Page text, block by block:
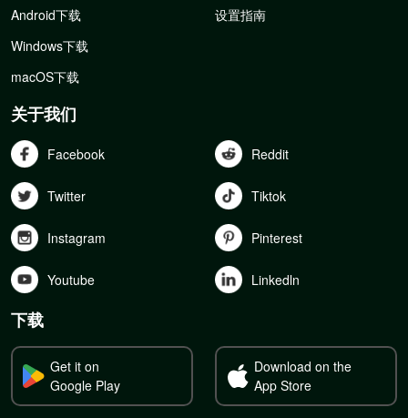
Android下载
Windows下载
macOS下载
设置指南
关于我们
Facebook Reddit
Twitter Tiktok
Instagram Pinterest
Youtube Linkedln
下载
Get it on
Google Play
Download on the
App Store